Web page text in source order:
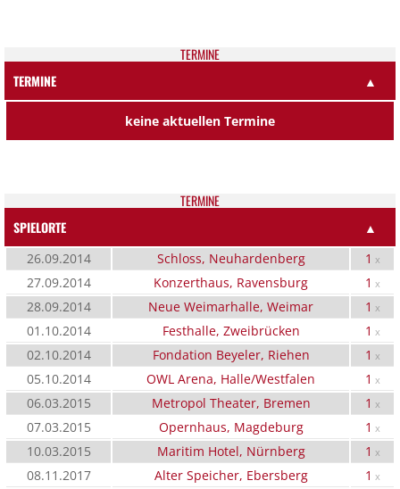
TER­MI­NE
TERMINE
▲
keine aktuellen Termine
TER­MI­NE
SPIELORTE
▲
26.09.2014 Schloss, Neuhardenberg 1 x
27.09.2014 Konzerthaus, Ravensburg 1 x
28.09.2014 Neue Weimarhalle, Weimar 1 x
01.10.2014 Festhalle, Zweibrücken 1 x
02.10.2014 Fondation Beyeler, Riehen 1 x
05.10.2014 OWL Arena, Halle/Westfalen 1 x
06.03.2015 Metropol Theater, Bremen 1 x
07.03.2015 Opernhaus, Magdeburg 1 x
10.03.2015 Maritim Hotel, Nürnberg 1 x
08.11.2017 Alter Speicher, Ebersberg 1 x